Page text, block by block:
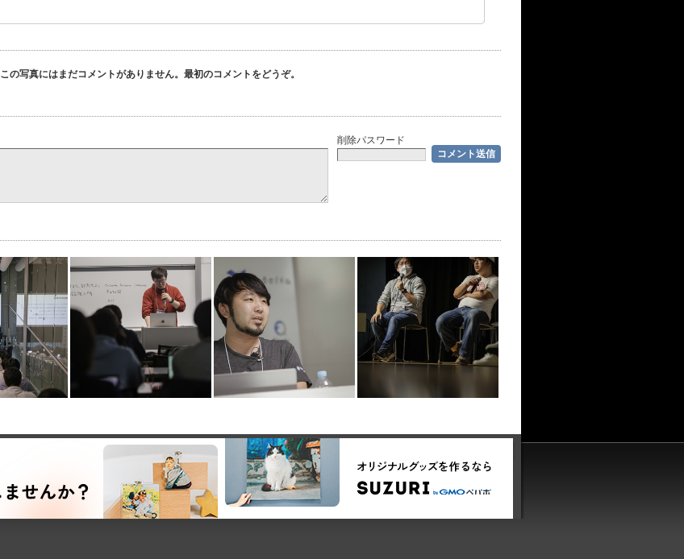
この写真にはまだコメントがありません。最初のコメントをどうぞ。
削除パスワード